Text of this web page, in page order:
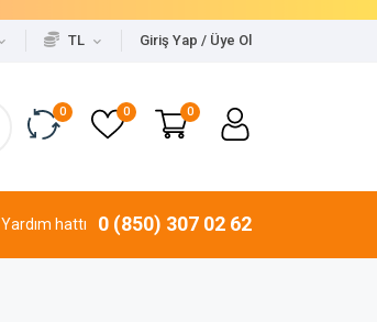
TL Giriş Yap / Üye Ol
0 0 0
Yardım hattı 0 (850) 307 02 62